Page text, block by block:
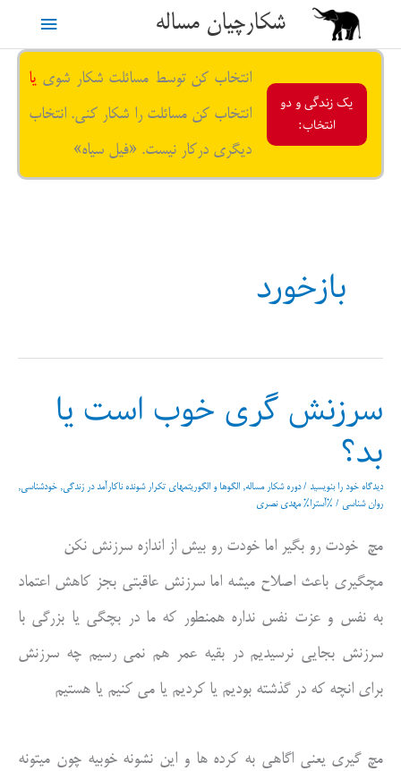
محتوا
شکارچیان مساله
فهرست
یک زندگی و دو
انتخاب:
انتخاب کن توسط مسائلت شکار شوی یا
انتخاب کن مسائلت را شکار کنی. انتخاب
دیگری درکار نیست. «فیل سیاه»
بازخورد
سرزنش گری خوب است یا
بد؟
دیدگاه‌ خود را بنویسید /دوره شکار مساله, الگوها و الگوریتمهای تکرار شونده ناکارآمد در زندگی, خودشناسی,
روان شناسی / %آسترا% مهدی نصری
مچ خودت رو بگیر اما خودت رو بیش از اندازه سرزنش نکن
مچگیری باعث اصلاح میشه اما سرزنش عاقبتی بجز کاهش اعتماد
به نفس و عزت نفس نداره همنطور که ما در بچگی یا بزرگی با
سرزنش بجایی نرسیدیم در بقیه عمر هم نمی رسیم چه سرزنش
برای انچه که در گذشته بودیم یا کردیم یا می کنیم یا هستیم
مچ گیری یعنی اگاهی به کرده ها و این نشونه خوبیه چون میتونه